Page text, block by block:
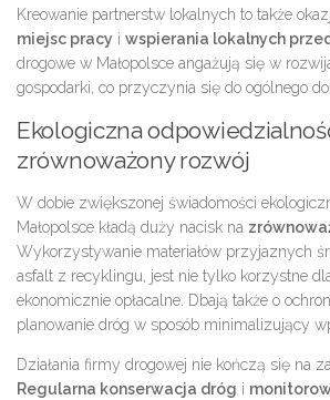
Kreowanie partnerstw lokalnych to także
miejsc pracy i wspierania lokalnych
drogowe w Małopolsce angażują się w
gospodarki, co przyczynia się do ogólnego
Ekologiczna
zrównoważony rozwój
W dobie zwiększonej świadomości
Małopolsce kładą duży nacisk na
Wykorzystywanie materiałów przyjaznych
asfalt z recyklingu, jest nie tylko korzystne
ekonomicznie opłacalne. Dbają także o
planowanie dróg w sposób minimalizujący
Działania firmy drogowej nie kończą się na
Regularna konserwacja dróg i